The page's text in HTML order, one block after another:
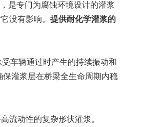
是专门为腐蚀环境设计的灌浆
没有影响。提供耐化学灌浆的
车辆通过时产生的持续振动和
灌浆层在桥梁全生命周期内稳
流动性的复杂形状灌浆。